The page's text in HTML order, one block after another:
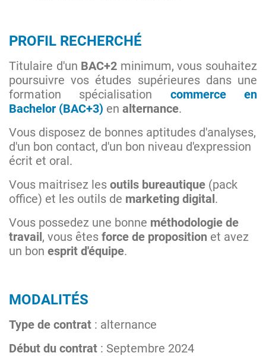
PROFIL RECHERCHÉ
Titulaire d'un BAC+2 minimum, vous souhaitez
poursuivre vos études supérieures dans une
formation spécialisation commerce en
Bachelor (BAC+3) en alternance.
Vous disposez de bonnes aptitudes d'analyses,
d'un bon contact, d'un bon niveau d'expression
écrit et oral.
Vous maitrisez les outils bureautique (pack
office) et les outils de marketing digital.
Vous possedez une bonne méthodologie de
travail, vous êtes force de proposition et avez
un bon esprit d'équipe.
MODALITÉS
Type de contrat : alternance
Début du contrat : Septembre 2024